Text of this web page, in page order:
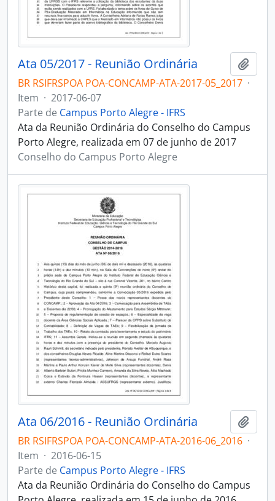
Ata 05/2017 - Reunião Ordinária
BR RSIFRSPOA POA-CONCAMP-ATA-2017-05_2017 ·
Item · 2017-06-07
Parte de Campus Porto Alegre - IFRS
Ata da Reunião Ordinária do Conselho do Campus
Porto Alegre, realizada em 07 de junho de 2017
Conselho do Campus Porto Alegre
Ata 06/2016 - Reunião Ordinária
BR RSIFRSPOA POA-CONCAMP-ATA-2016-06_2016 ·
Item · 2016-06-15
Parte de Campus Porto Alegre - IFRS
Ata da Reunião Ordinária do Conselho do Campus